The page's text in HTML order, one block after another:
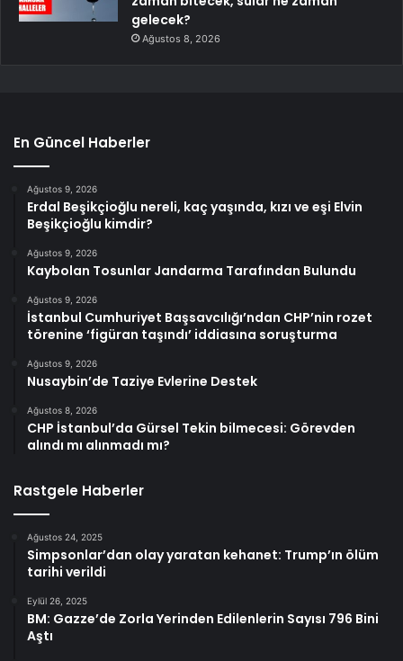
gelecek?
Ağustos 8, 2026
En Güncel Haberler
Ağustos 9, 2026
Erdal Beşikçioğlu nereli, kaç yaşında, kızı ve eşi Elvin
Beşikçioğlu kimdir?
Ağustos 9, 2026
Kaybolan Tosunlar Jandarma Tarafından Bulundu
Ağustos 9, 2026
İstanbul Cumhuriyet Başsavcılığı’ndan CHP’nin rozet
törenine ‘figüran taşındı’ iddiasına soruşturma
Ağustos 9, 2026
Nusaybin’de Taziye Evlerine Destek
Ağustos 8, 2026
CHP İstanbul’da Gürsel Tekin bilmecesi: Görevden
alındı mı alınmadı mı?
Rastgele Haberler
Ağustos 24, 2025
Simpsonlar’dan olay yaratan kehanet: Trump’ın ölüm
tarihi verildi
Eylül 26, 2025
BM: Gazze’de Zorla Yerinden Edilenlerin Sayısı 796 Bini
Aştı